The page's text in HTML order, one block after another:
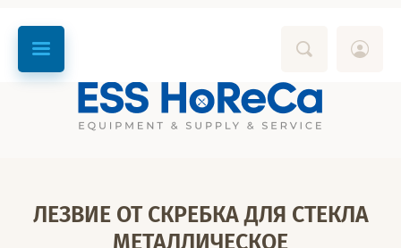
ЛЕЗВИЕ ОТ СКРЕБКА ДЛЯ СТЕКЛА
МЕТАЛЛИЧЕСКОЕ